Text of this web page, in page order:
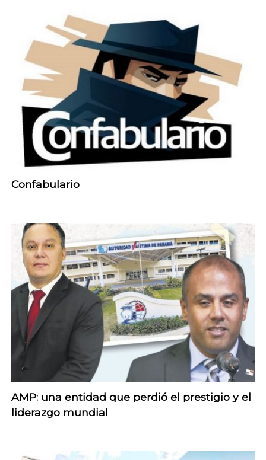
Confabulario
AMP: una entidad que perdió el prestigio y el
liderazgo mundial